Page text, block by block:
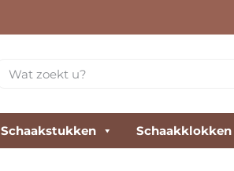
Schaakstukken Schaakklokken